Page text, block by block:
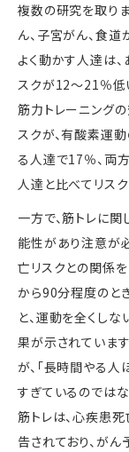
複数の研究を取り
ん、子宮がん、食道
よく動かす人達は
スクが12～21％低
筋力トレーニング
スクが、有酸素運
る人達で17％、両
人達と比べてリス
一方で、筋トレに
能性があり注意が
亡リスクとの関係
から90分程度のと
と、運動を全くし
果が示されていま
が、「長時間やる
すぎているのでは
筋トレは、心疾患
告されており、が